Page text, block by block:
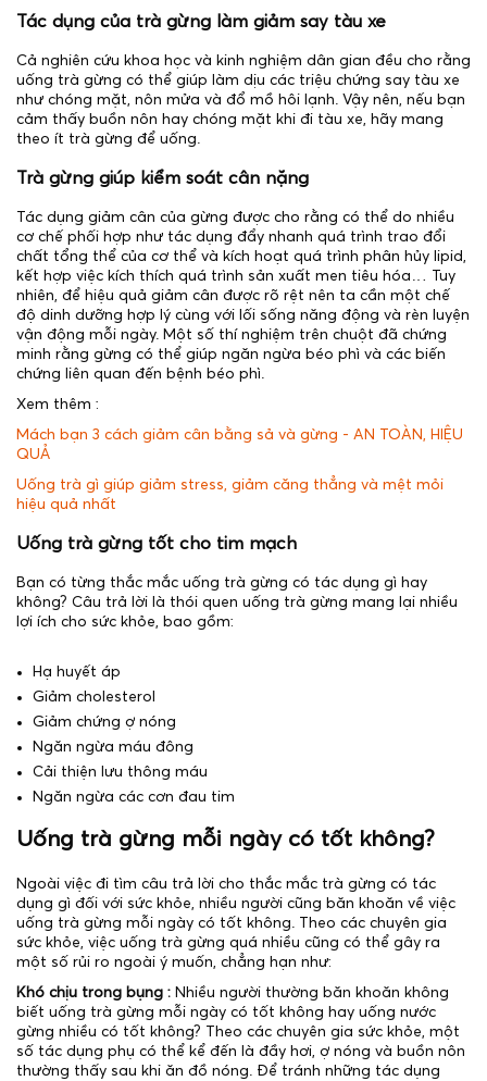
Tác dụng của trà gừng làm giảm say tàu xe
Cả nghiên cứu khoa học và kinh nghiệm dân gian đều cho rằng
uống trà gừng có thể giúp làm dịu các triệu chứng say tàu xe
như chóng mặt, nôn mửa và đổ mồ hôi lạnh. Vậy nên, nếu bạn
cảm thấy buồn nôn hay chóng mặt khi đi tàu xe, hãy mang
theo ít trà gừng để uống.
Trà gừng giúp kiểm soát cân nặng
Tác dụng giảm cân của gừng được cho rằng có thể do nhiều
cơ chế phối hợp như tác dụng đẩy nhanh quá trình trao đổi
chất tổng thể của cơ thể và kích hoạt quá trình phân hủy lipid,
kết hợp việc kích thích quá trình sản xuất men tiêu hóa… Tuy
nhiên, để hiệu quả giảm cân được rõ rệt nên ta cần một chế
độ dinh dưỡng hợp lý cùng với lối sống năng động và rèn luyện
vận động mỗi ngày. Một số thí nghiệm trên chuột đã chứng
minh rằng gừng có thể giúp ngăn ngừa béo phì và các biến
chứng liên quan đến bệnh béo phì.
Xem thêm :
Mách bạn 3 cách giảm cân bằng sả và gừng - AN TOÀN, HIỆU
QUẢ
Uống trà gì giúp giảm stress, giảm căng thẳng và mệt mỏi
hiệu quả nhất
Uống trà gừng tốt cho tim mạch
Bạn có từng thắc mắc uống trà gừng có tác dụng gì hay
không? Câu trả lời là thói quen uống trà gừng mang lại nhiều
lợi ích cho sức khỏe, bao gồm:
Hạ huyết áp
Giảm cholesterol
Giảm chứng ợ nóng
Ngăn ngừa máu đông
Cải thiện lưu thông máu
Ngăn ngừa các cơn đau tim
Uống trà gừng mỗi ngày có tốt không?
Ngoài việc đi tìm câu trả lời cho thắc mắc trà gừng có tác
dụng gì đối với sức khỏe, nhiều người cũng băn khoăn về việc
uống trà gừng mỗi ngày có tốt không. Theo các chuyên gia
sức khỏe, việc uống trà gừng quá nhiều cũng có thể gây ra
một số rủi ro ngoài ý muốn, chẳng hạn như:
Khó chịu trong bụng : Nhiều người thường băn khoăn không
biết uống trà gừng mỗi ngày có tốt không hay uống nước
gừng nhiều có tốt không? Theo các chuyên gia sức khỏe, một
số tác dụng phụ có thể kể đến là đầy hơi, ợ nóng và buồn nôn
thường thấy sau khi ăn đồ nóng. Để tránh những tác dụng